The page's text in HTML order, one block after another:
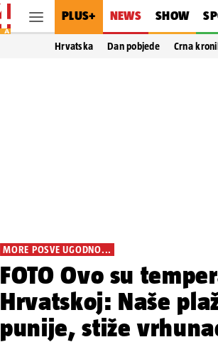
PLUS+ NEWS SHOW
Hrvatska Dan pobjede Crna
MORE POSVE UGODNO...
FOTO Ovo su
Hrvatskoj: Naše
punije, stiže